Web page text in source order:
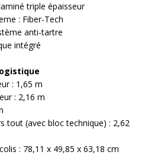
triple épaisseur
: Fiber-Tech
anti-tartre
intégré
: 1,65 m
: 2,16 m
tout (avec bloc technique) : 2,62
: 78,11 x 49,85 x 63,18 cm